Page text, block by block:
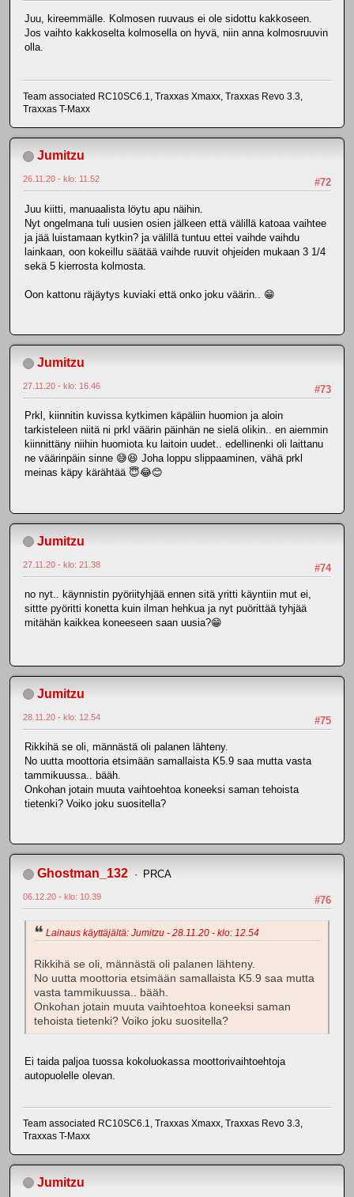
Juu, kireemmälle. Kolmosen ruuvaus ei ole sidottu kakkoseen.
Jos vaihto kakkoselta kolmosella on hyvä, niin anna kolmosruuvin
olla.
Team associated RC10SC6.1, Traxxas Xmaxx, Traxxas Revo 3.3,
Traxxas T-Maxx
Jumitzu
#72
26.11.20 - klo: 11.52
Juu kiitti, manuaalista löytu apu näihin.
Nyt ongelmana tuli uusien osien jälkeen että välillä katoaa vaihtee
ja jää luistamaan kytkin? ja välillä tuntuu ettei vaihde vaihdu
lainkaan, oon kokeillu säätää vaihde ruuvit ohjeiden mukaan 3 1/4
sekä 5 kierrosta kolmosta.
Oon kattonu räjäytys kuviaki että onko joku väärin.. 😁
Jumitzu
#73
27.11.20 - klo: 16.46
Prkl, kiinnitin kuvissa kytkimen käpäliin huomion ja aloin
tarkisteleen niitä ni prkl väärin päinhän ne sielä olikin.. en aiemmin
kiinnittäny niihin huomiota ku laitoin uudet.. edellinenki oli laittanu
ne väärinpäin sinne 😅😆 Joha loppu slippaaminen, vähä prkl
meinas käpy kärähtää 😇😂😊
Jumitzu
#74
27.11.20 - klo: 21.38
no nyt.. käynnistin pyöriityhjää ennen sitä yritti käyntiin mut ei,
sittte pyöritti konetta kuin ilman hehkua ja nyt puörittää tyhjää
mitähän kaikkea koneeseen saan uusia?😁
Jumitzu
#75
28.11.20 - klo: 12.54
Rikkihä se oli, männästä oli palanen lähteny.
No uutta moottoria etsimään samallaista K5.9 saa mutta vasta
tammikuussa.. bääh.
Onkohan jotain muuta vaihtoehtoa koneeksi saman tehoista
tietenki? Voiko joku suositella?
Ghostman_132 PRCA
#76
06.12.20 - klo: 10.39
Lainaus käyttäjältä: Jumitzu - 28.11.20 - klo: 12.54
Rikkihä se oli, männästä oli palanen lähteny.
No uutta moottoria etsimään samallaista K5.9 saa mutta
vasta tammikuussa.. bääh.
Onkohan jotain muuta vaihtoehtoa koneeksi saman
tehoista tietenki? Voiko joku suositella?
Ei taida paljoa tuossa kokoluokassa moottorivaihtoehtoja
autopuolelle olevan.
Team associated RC10SC6.1, Traxxas Xmaxx, Traxxas Revo 3.3,
Traxxas T-Maxx
Jumitzu